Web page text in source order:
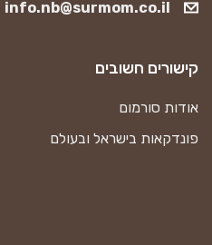
info.nb@surmom.co.il
קישורים חשובים
אודות סורמום
פונדקאות בישראל ובעולם